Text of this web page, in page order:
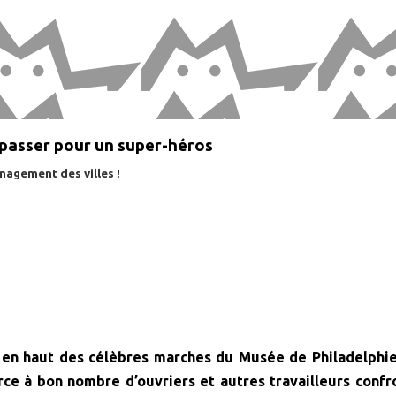
des villes !
pour un super-héros
haut des célèbres marches du Musée de
à bon nombre d’ouvriers et autres travailleurs